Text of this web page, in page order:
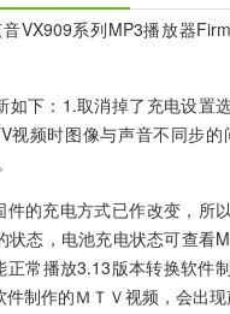
系列MP3播放器
下：1.取消掉了充电设置选
视频时图像与声音不同步
的充电方式已作改变，所
状态，电池充电状态可查看
正常播放3.13版本转换软件
制作的ＭＴＶ视频，会出现